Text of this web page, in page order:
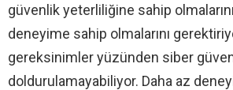
güvenlik yeterliliğine sahip olmalarını
deneyime sahip olmalarını
gereksinimler yüzünden siber
doldurulamayabiliyor. Daha az